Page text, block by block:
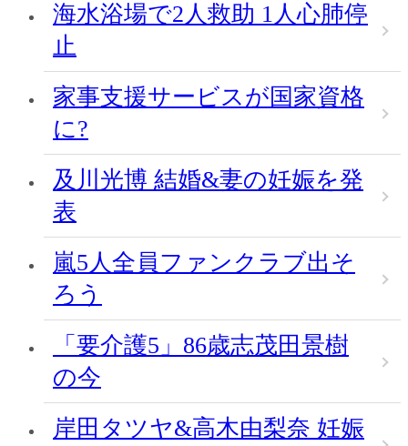
海水浴場で2人救助 1人心肺停
止
家事支援サービスが国家資格
に?
及川光博 結婚&妻の妊娠を発
表
嵐5人全員ファンクラブ出そ
ろう
「要介護5」86歳志茂田景樹
の今
岸田タツヤ&高木由梨奈 妊娠